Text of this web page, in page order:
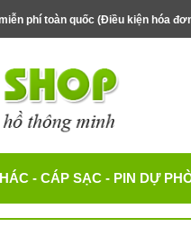
phí toàn quốc (Điều kiện hóa
- CÁP SẠC - PIN DỰ